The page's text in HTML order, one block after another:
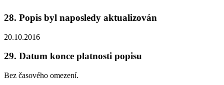
28. Popis byl naposledy aktualizován
20.10.2016
29. Datum konce platnosti popisu
Bez časového omezení.